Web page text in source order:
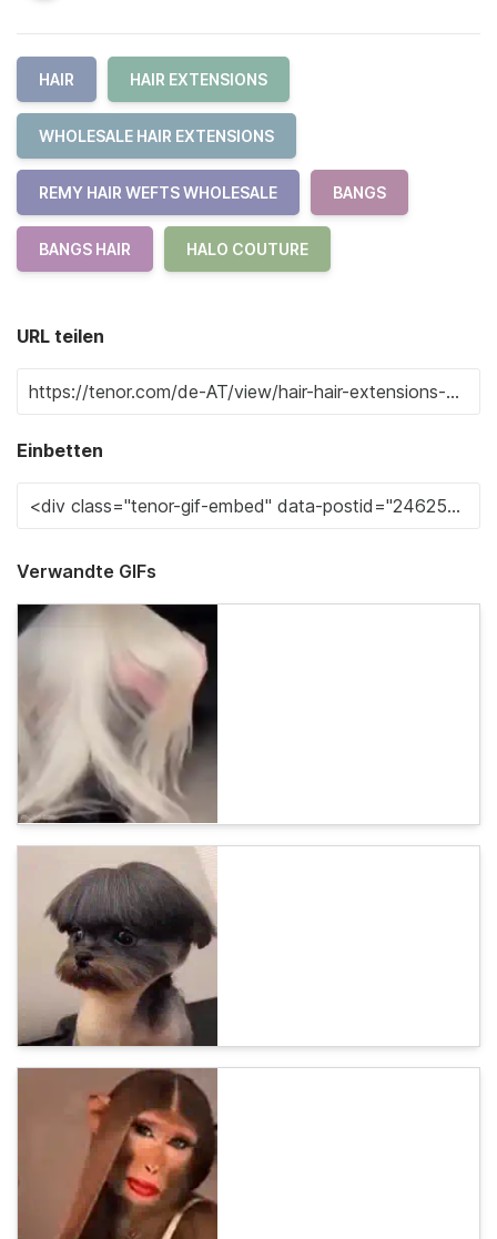
HAIR HAIR EXTENSIONS
WHOLESALE HAIR EXTENSIONS
REMY HAIR WEFTS WHOLESALE BANGS
BANGS HAIR HALO COUTURE
URL teilen
Einbetten
Verwandte GIFs